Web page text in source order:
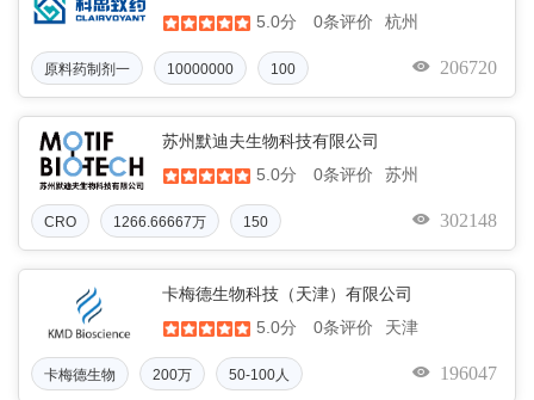
5.0分
0条评价 杭州
原料药制剂一 10000000 100 206720
苏州默迪夫生物科技有限公司
5.0分
0条评价 苏州
CRO
1266.66667万
元
150 302148
卡梅德生物科技（天津）有限公司
5.0分
0条评价 天津
卡梅德生物 200万 50-100人 196047